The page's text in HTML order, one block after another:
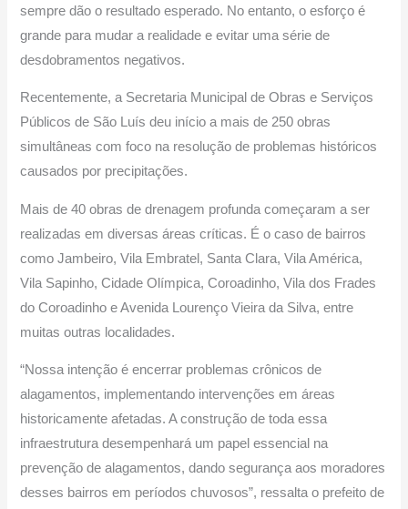
sempre dão o resultado esperado. No entanto, o esforço é
grande para mudar a realidade e evitar uma série de
desdobramentos negativos.
Recentemente, a Secretaria Municipal de Obras e Serviços
Públicos de São Luís deu início a mais de 250 obras
simultâneas com foco na resolução de problemas históricos
causados por precipitações.
Mais de 40 obras de drenagem profunda começaram a ser
realizadas em diversas áreas críticas. É o caso de bairros
como Jambeiro, Vila Embratel, Santa Clara, Vila América,
Vila Sapinho, Cidade Olímpica, Coroadinho, Vila dos Frades
do Coroadinho e Avenida Lourenço Vieira da Silva, entre
muitas outras localidades.
“Nossa intenção é encerrar problemas crônicos de
alagamentos, implementando intervenções em áreas
historicamente afetadas. A construção de toda essa
infraestrutura desempenhará um papel essencial na
prevenção de alagamentos, dando segurança aos moradores
desses bairros em períodos chuvosos”, ressalta o prefeito de